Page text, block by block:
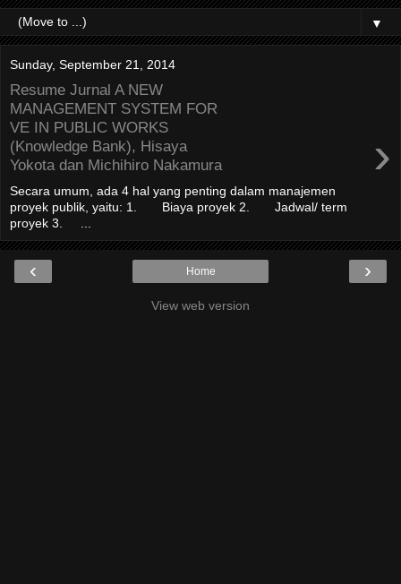
▼
Sunday, September 21, 2014
Resume Jurnal A NEW
MANAGEMENT SYSTEM FOR
VE IN PUBLIC WORKS
(Knowledge Bank), Hisaya
Yokota dan Michihiro Nakamura
›
Secara umum, ada 4 hal yang penting dalam manajemen
proyek publik, yaitu: 1. Biaya proyek 2. Jadwal/ term
proyek 3. ...
‹ ›
Home
View web version